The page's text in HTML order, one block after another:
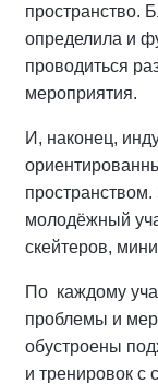
пространство.
определила и
проводиться
мероприятия.
И, наконец,
молодёжный
скейтеров,
По каждому
проблемы и
обустроены
и тренировок